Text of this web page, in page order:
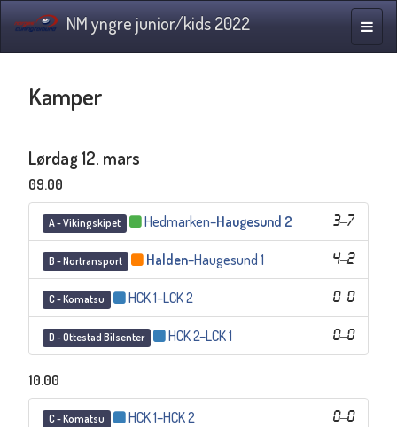
NM yngre junior/kids 2022
Kamper
Lørdag 12. mars
09.00
A - Vikingskipet 3–7
Hedmarken–Haugesund 2
B - Nortransport 4–2
Halden–Haugesund 1
C - Komatsu 0–0
HCK 1–LCK 2
D - Ottestad Bilsenter 0–0
HCK 2–LCK 1
10.00
C - Komatsu 0–0
HCK 1–HCK 2